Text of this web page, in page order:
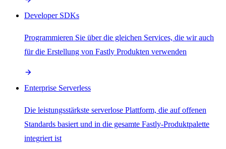
Developer SDKs
Programmieren Sie über die gleichen Services, die wir auch
für die Erstellung von Fastly Produkten verwenden
Enterprise Serverless
Die leistungsstärkste serverlose Plattform, die auf offenen
Standards basiert und in die gesamte Fastly-Produktpalette
integriert ist